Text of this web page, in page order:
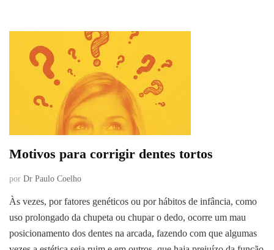
Motivos para corrigir dentes tortos
por Dr Paulo Coelho
Às vezes, por fatores genéticos ou por hábitos de infância, como
uso prolongado da chupeta ou chupar o dedo, ocorre um mau
posicionamento dos dentes na arcada, fazendo com que algumas